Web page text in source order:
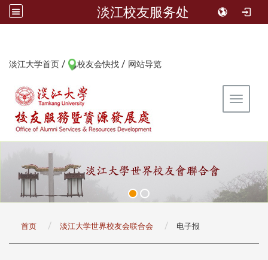
淡江校友服务处
淡江大学首页 / 校友会快找 / 网站导览
Toggle
首页 淡江大学世界校友会联合会 电子报